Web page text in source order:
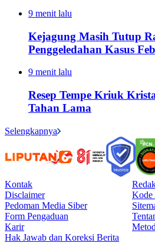
9 menit lalu
Kejagung Masih Tutup
Penggeledahan Kasus
9 menit lalu
Resep Tempe Kriuk
Tahan Lama
Selengkapnya
Kontak
Disclaimer
Kode
Pedoman Media Siber
Form Pengaduan
Karir
Hak Jawab dan Koreksi Berita